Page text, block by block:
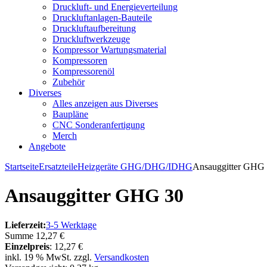
Druckluft- und Energieverteilung
Druckluftanlagen-Bauteile
Druckluftaufbereitung
Druckluftwerkzeuge
Kompressor Wartungsmaterial
Kompressoren
Kompressorenöl
Zubehör
Diverses
Alles anzeigen aus Diverses
Baupläne
CNC Sonderanfertigung
Merch
Angebote
StartseiteErsatzteileHeizgeräte GHG/DHG/IDHGAnsauggitter GHG
Ansauggitter GHG 30
Lieferzeit:3-5 Werktage
Summe 12,27 €
Einzelpreis: 12,27 €
inkl. 19 % MwSt. zzgl. Versandkosten